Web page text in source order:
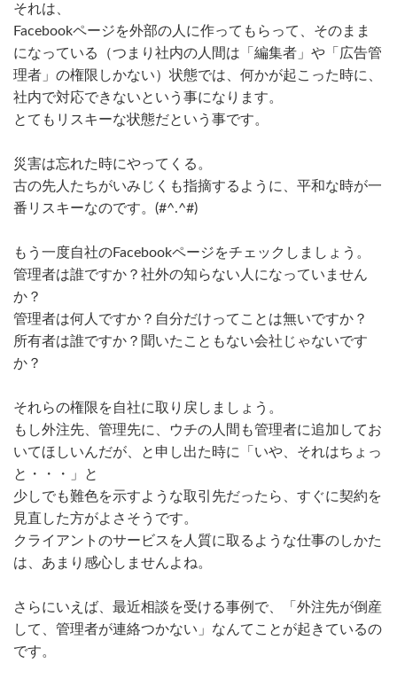
それは、
Facebookページを外部の人に作ってもらって、そのまま
になっている（つまり社内の人間は「編集者」や「広告管
理者」の権限しかない）状態では、何かが起こった時に、
社内で対応できないという事になります。
とてもリスキーな状態だという事です。
災害は忘れた時にやってくる。
古の先人たちがいみじくも指摘するように、平和な時が一
番リスキーなのです。(#^.^#)
もう一度自社のFacebookページをチェックしましょう。
管理者は誰ですか？社外の知らない人になっていません
か？
管理者は何人ですか？自分だけってことは無いですか？
所有者は誰ですか？聞いたこともない会社じゃないです
か？
それらの権限を自社に取り戻しましょう。
もし外注先、管理先に、ウチの人間も管理者に追加してお
いてほしいんだが、と申し出た時に「いや、それはちょっ
と・・・」と
少しでも難色を示すような取引先だったら、すぐに契約を
見直した方がよさそうです。
クライアントのサービスを人質に取るような仕事のしかた
は、あまり感心しませんよね。
さらにいえば、最近相談を受ける事例で、「外注先が倒産
して、管理者が連絡つかない」なんてことが起きているの
です。